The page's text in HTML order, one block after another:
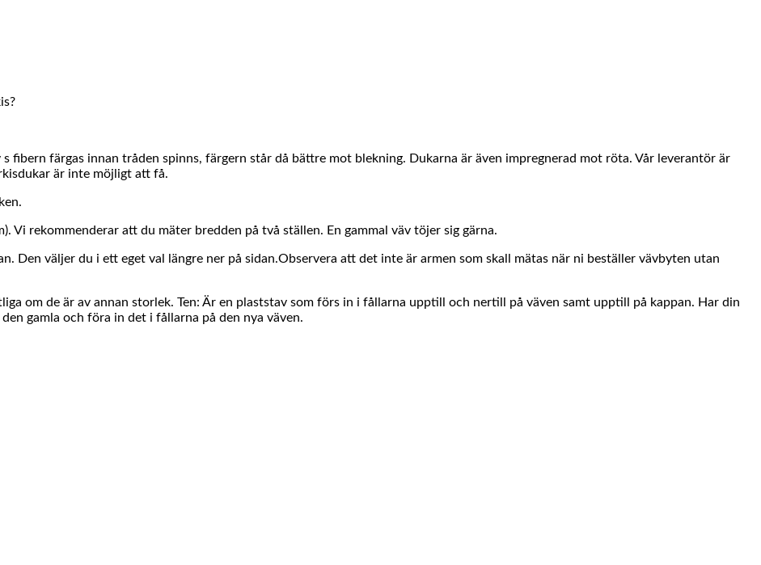
fibern färgas innan tråden spinns, färgern står då bättre mot blekning. Dukarna är även impregnerad mot röta. Vår leverantör är
är inte möjligt att få.
Vi rekommenderar att du mäter bredden på två ställen. En gammal väv töjer sig gärna.
Den väljer du i ett eget val längre ner på sidan.Observera att det inte är armen som skall mätas när ni beställer vävbyten utan
om de är av annan storlek. Ten: Är en plaststav som förs in i fållarna upptill och nertill på väven samt upptill på kappan. Har din
gamla och föra in det i fållarna på den nya väven.